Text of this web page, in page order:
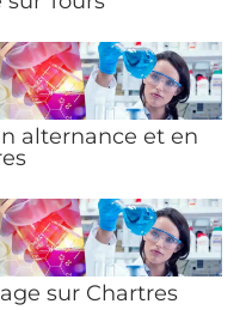
alternance et en
sur Chartres